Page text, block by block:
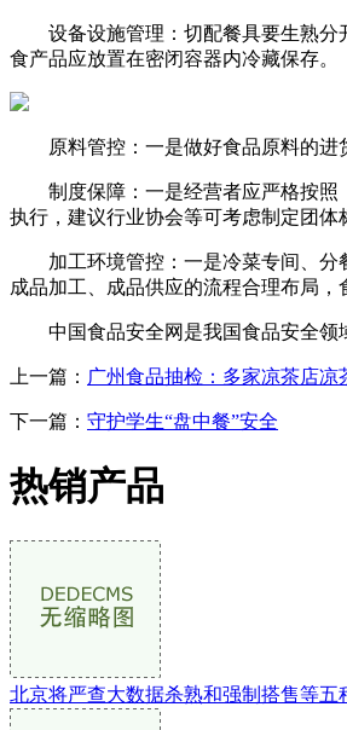
设备设施管理：切配餐具要生熟分开
食产品应放置在密闭容器内冷藏保存。
原料管控：一是做好食品原料的进货
制度保障：一是经营者应严格按照《
执行，建议行业协会等可考虑制定团体
加工环境管控：一是冷菜专间、分餐
成品加工、成品供应的流程合理布局
中国食品安全网是我国食品安全领域
上一篇： 广州食品抽检：多家凉茶店凉
下一篇： 守护学生“盘中餐”安全
热销产品
北京将严查大数据杀熟和强制搭售等五